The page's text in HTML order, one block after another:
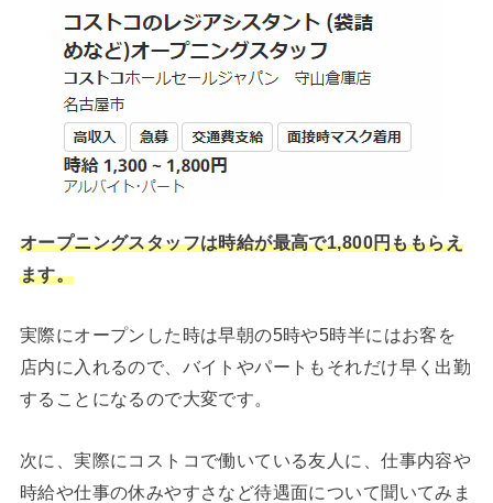
オープニングスタッフは時給が最高で1,800円ももらえ
ます。
実際にオープンした時は早朝の5時や5時半にはお客を
店内に入れるので、バイトやパートもそれだけ早く出勤
することになるので大変です。
次に、実際にコストコで働いている友人に、仕事内容や
時給や仕事の休みやすさなど待遇面について聞いてみま